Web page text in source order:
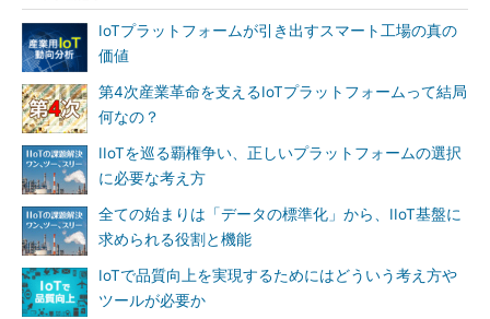
IoTプラットフォームが引き出すスマート工場の真の
価値
第4次産業革命を支えるIoTプラットフォームって結局
何なの？
IIoTを巡る覇権争い、正しいプラットフォームの選択
に必要な考え方
全ての始まりは「データの標準化」から、IIoT基盤に
求められる役割と機能
IoTで品質向上を実現するためにはどういう考え方や
ツールが必要か